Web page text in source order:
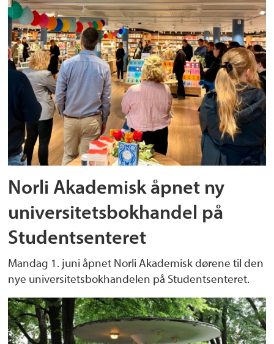
Norli Akademisk åpnet ny
universitetsbokhandel på
Studentsenteret
Mandag 1. juni åpnet Norli Akademisk dørene til den
nye universitetsbokhandelen på Studentsenteret.